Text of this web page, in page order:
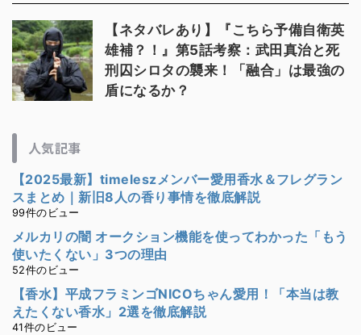
【ネタバレあり】『こちら予備自衛英
雄補？！』第5話考察：武田真治と死
刑囚シロタの襲来！「融合」は最強の
盾になるか？
人気記事
【2025最新】timeleszメンバー愛用香水＆フレグラン
スまとめ｜新旧8人の香り事情を徹底解説
99件のビュー
メルカリの闇 オークション機能を使ってわかった「もう
使いたくない」3つの理由
52件のビュー
【香水】平成フラミンゴNICOちゃん愛用！「本当は教
えたくない香水」2選を徹底解説
41件のビュー